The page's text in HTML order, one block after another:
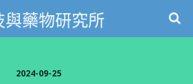
與藥物研究所
2024-09-25